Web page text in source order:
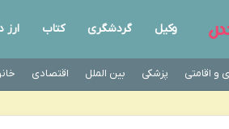
وکیل گردشگری کتاب ارز
و اقامتی پزشکی بین الملل اقتصادی